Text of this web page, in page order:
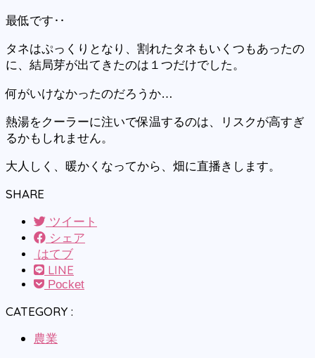
最低です‥
タネはぷっくりとなり、割れたタネもいくつもあったの
に、結局芽が出てきたのは１つだけでした。
何がいけなかったのだろうか…
熱湯をクーラーに注いで保温するのは、リスクが高すぎ
るかもしれません。
大人しく、暖かくなってから、畑に直播きします。
SHARE
ツイート
シェア
はてブ
LINE
Pocket
CATEGORY :
農業